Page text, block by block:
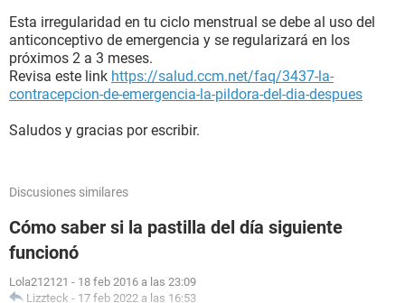
Esta irregularidad en tu ciclo menstrual se debe al uso del
anticonceptivo de emergencia y se regularizará en los
próximos 2 a 3 meses.
Revisa este link https://salud.ccm.net/faq/3437-la-
contracepcion-de-emergencia-la-pildora-del-dia-despues
Saludos y gracias por escribir.
Discusiones similares
Cómo saber si la pastilla del día siguiente
funcionó
Lola212121 - 18 feb 2016 a las 23:09
Lizzteck - 17 feb 2022 a las 16:53